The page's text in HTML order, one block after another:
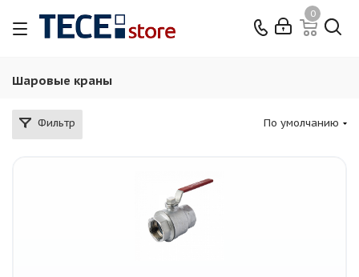
0
Шаровые краны
Фильтр По умолчанию